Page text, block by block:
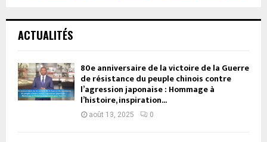
ACTUALITÉS
80e anniversaire de la victoire de la Guerre
de résistance du peuple chinois contre
l’agression japonaise : Hommage à
l’histoire, inspiration...
août 13, 2025 0